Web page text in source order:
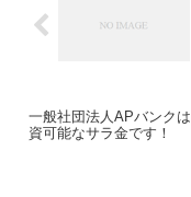
一般社団法人APバンク
資可能なサラ金です！